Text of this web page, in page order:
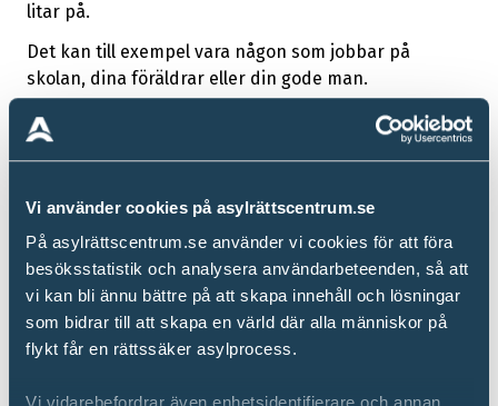
Vi använder cookies på asylrättscentrum.se
På asylrättscentrum.se använder vi cookies för att föra
besöksstatistik och analysera användarbeteenden, så att
vi kan bli ännu bättre på att skapa innehåll och lösningar
som bidrar till att skapa en värld där alla människor på
flykt får en rättssäker asylprocess.
litar på.
Det kan till exempel vara någon som jobbar på
skolan, dina föräldrar eller din gode man.
Personalen på skolan måste hjälpa till när de får veta
att någon blir utsatt för mobbning.
att vara trygg i skolan och att inte bli utsatt för
mobbning. Du kan också få information om var du
kan vända dig om du inte får hjälp av personalen på
din skola.
Till Skolverkets hemsida